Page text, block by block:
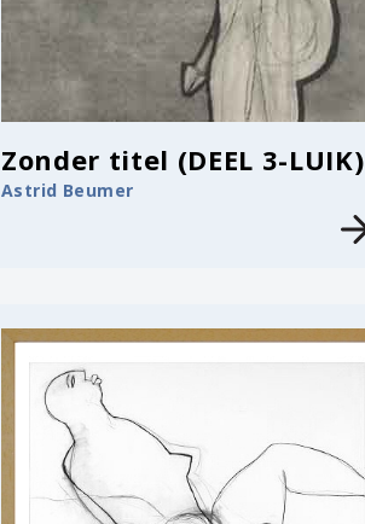
Zonder titel (DEEL 3-LUIK)
Astrid Beumer